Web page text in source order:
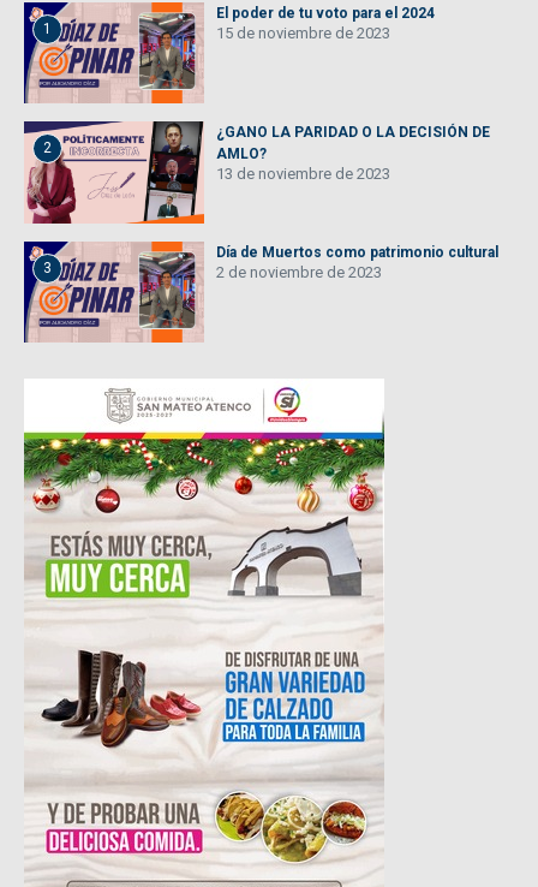
1
El poder de tu voto para el 2024
15 de noviembre de 2023
2
¿GANO LA PARIDAD O LA DECISIÓN DE
AMLO?
13 de noviembre de 2023
3
Día de Muertos como patrimonio cultural
2 de noviembre de 2023